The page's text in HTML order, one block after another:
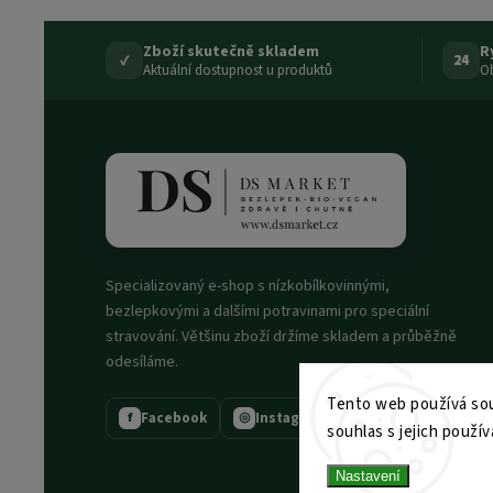
Tento web používá
souhlas s jejich
Nastavení
✓ Zboží skutečně skladem
Aktuální dostupnost u produktů 24
Specializovaný e-shop s nízkobílkovinnými,
bezlepkovými a dalšími potravinami pro speciální
stravování. Většinu zboží držíme skladem a průběžně
odesíláme.
f Facebook ◎ Instagram